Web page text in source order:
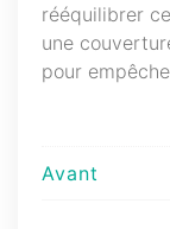
rééquilibrer
une
pour
Avant